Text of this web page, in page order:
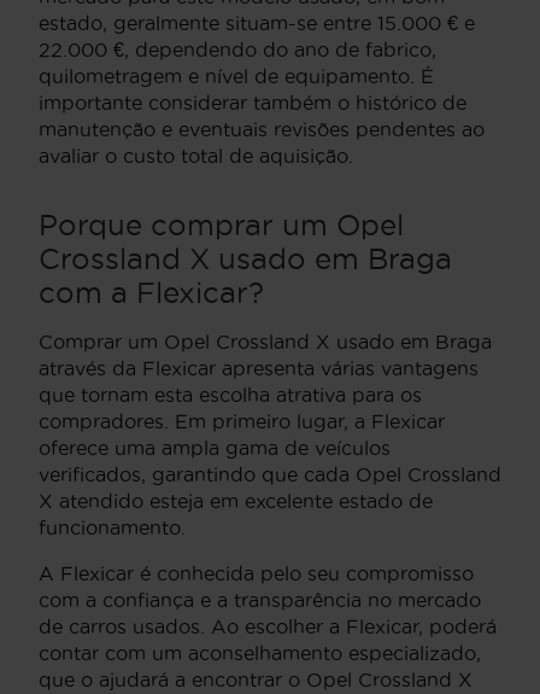
estado, geralmente situam-se entre 15.000 € e
22.000 €, dependendo do ano de fabrico,
quilometragem e nível de equipamento. É
importante considerar também o histórico de
manutenção e eventuais revisões pendentes ao
avaliar o custo total de aquisição.
Porque comprar um Opel
Crossland X usado em Braga
com a Flexicar?
Comprar um Opel Crossland X usado em Braga
através da Flexicar apresenta várias vantagens
que tornam esta escolha atrativa para os
compradores. Em primeiro lugar, a Flexicar
oferece uma ampla gama de veículos
verificados, garantindo que cada Opel Crossland
X atendido esteja em excelente estado de
funcionamento.
A Flexicar é conhecida pelo seu compromisso
com a confiança e a transparência no mercado
de carros usados. Ao escolher a Flexicar, poderá
contar com um aconselhamento especializado,
que o ajudará a encontrar o Opel Crossland X